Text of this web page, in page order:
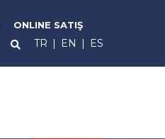
ONLINE SATIŞ
TR | EN | ES